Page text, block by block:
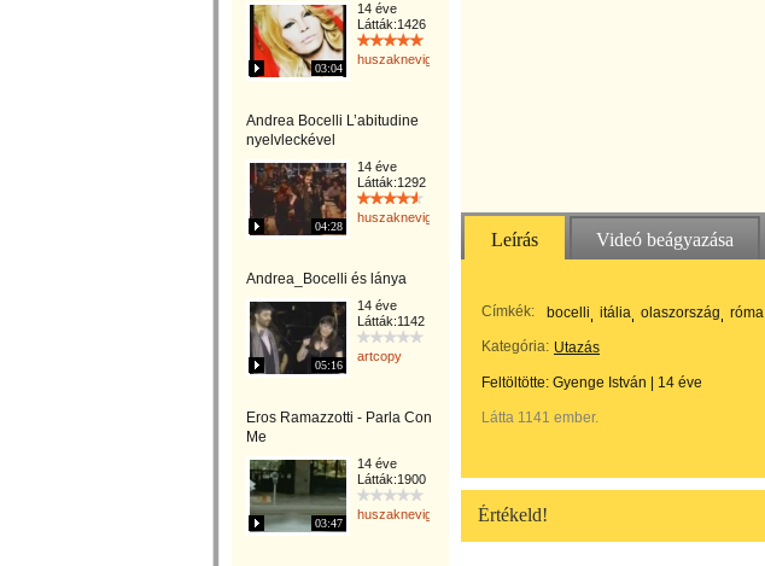
03:04
14 éve
Látták:1426
huszaknevighgabriella
Andrea Bocelli L’abitudine
nyelvleckével
04:28
14 éve
Látták:1292
huszaknevighgabriella
Andrea_Bocelli és lánya
05:16
14 éve
Látták:1142
artcopy
Eros Ramazzotti - Parla Con
Me
03:47
14 éve
Látták:1900
huszaknevighgabriella
Leírás Videó beágyazása
Címkék: bocelli itália olaszország
róma
Kategória: Utazás
Feltöltötte: Gyenge István 14 éve
Látta 1141 ember.
Értékeld!